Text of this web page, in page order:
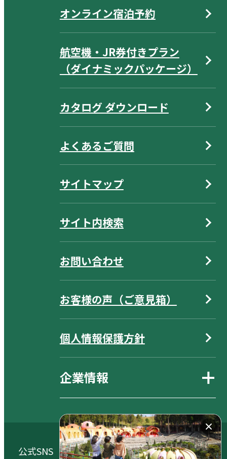
オンライン宿泊予約
航空機・JR券付きプラン
（ダイナミックパッケージ）
カタログ ダウンロード
よくあるご質問
サイトマップ
サイト内検索
お問い合わせ
お客様の声（ご意見箱）
個人情報保護方針
企業情報
公式SNS（大自然阿蘇健康の森／阿蘇元気の森）